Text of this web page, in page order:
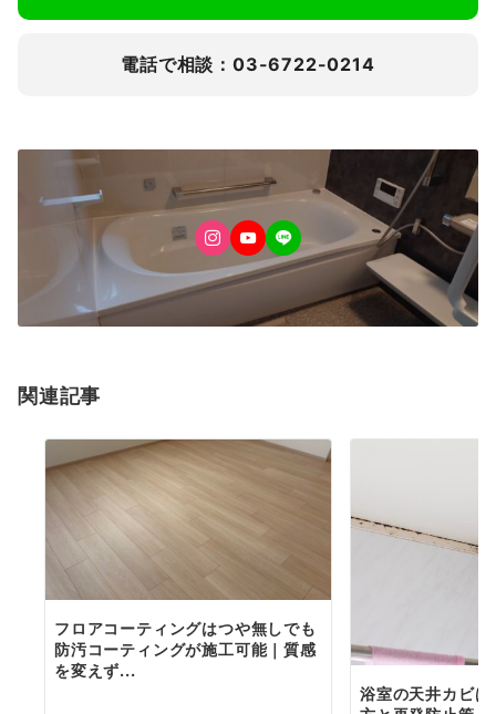
電話で相談：03-6722-0214
関連記事
フロアコーティングはつや無しでも
防汚コーティングが施工可能｜質感
を変えず...
浴室の天井カビ